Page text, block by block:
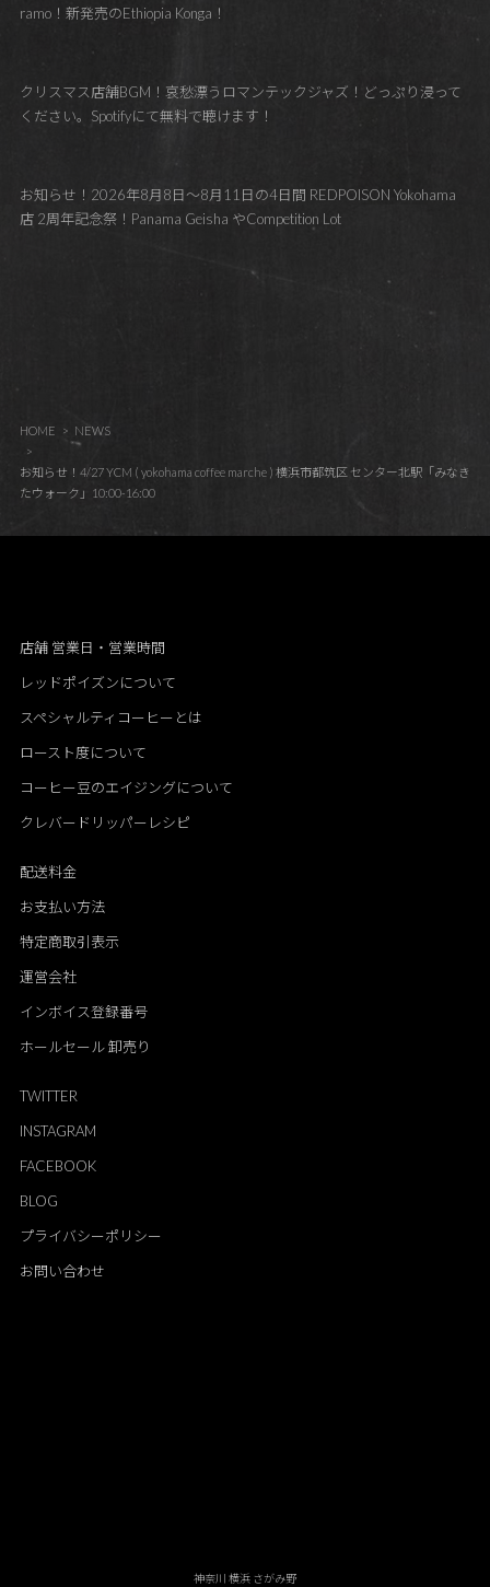
ramo！新発売のEthiopia Konga！
クリスマス店舗BGM！哀愁漂うロマンテックジャズ！どっぷり浸って
ください。Spotifyにて無料で聴けます！
お知らせ！2026年8月8日～8月11日の4日間 REDPOISON Yokohama
店 2周年記念祭！Panama Geisha やCompetition Lot
HOME NEWS
お知らせ！4/27 YCM ( yokohama coffee marche ) 横浜市都筑区 センター北駅「みなき
たウォーク」10:00-16:00
店舗 営業日・営業時間
レッドポイズンについて
スペシャルティコーヒーとは
ロースト度について
コーヒー豆のエイジングについて
クレバードリッパーレシピ
配送料金
お支払い方法
特定商取引表示
運営会社
インボイス登録番号
ホールセール 卸売り
TWITTER
INSTAGRAM
FACEBOOK
BLOG
プライバシーポリシー
お問い合わせ
神奈川 横浜 さがみ野